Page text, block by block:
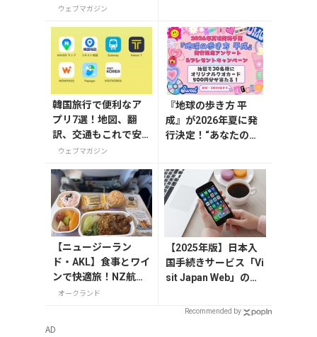
メント」が葛西臨海
催
ウェブマガジン
の特製リバーシブル帯
付き
韓国旅行で便利なア
プリ7選！地図、翻
訳、交通もこれで安
心ウェブマガジン
『地球の歩き方 平
成』が2026年夏に発
行決定！“あなたの平
【ニュージーラン
ド・AKL】食事とワイ
ンで快適旅！NZ航空
と入国情報
オークランド
【2025年版】日本入
国手続きサービス「Vi
sit Japan Web」の登
Recommended by
AD